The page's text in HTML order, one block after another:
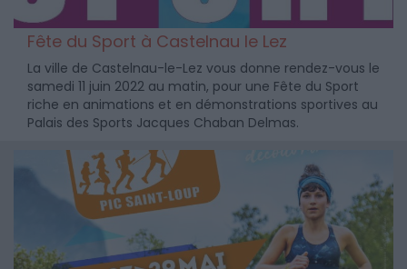
Fête du Sport à Castelnau le Lez
La ville de Castelnau-le-Lez vous donne rendez-vous le
samedi 11 juin 2022 au matin, pour une Fête du Sport
riche en animations et en démonstrations sportives au
Palais des Sports Jacques Chaban Delmas.